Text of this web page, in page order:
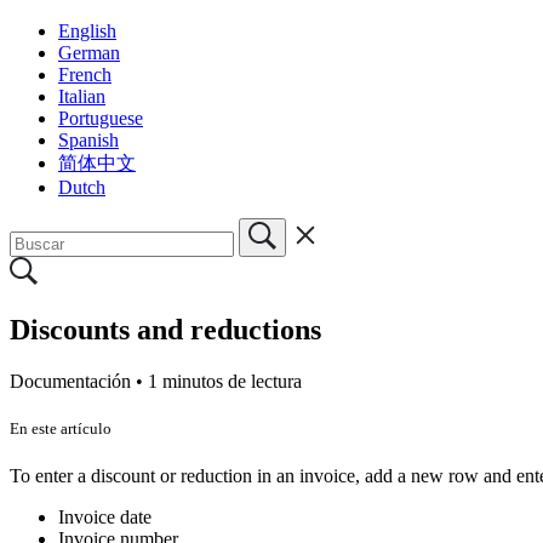
English
German
French
Italian
Portuguese
Spanish
简体中文
Dutch
Discounts and reductions
Documentación • 1 minutos de lectura
En este artículo
To enter a discount or reduction in an invoice, add a new row and
Invoice date
Invoice number